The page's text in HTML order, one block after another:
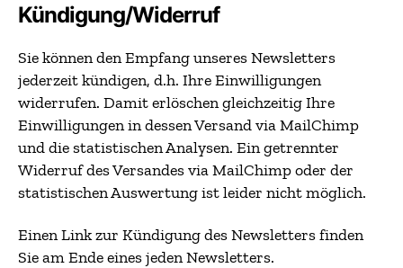
Kündigung/Widerruf
Sie können den Empfang unseres Newsletters
jederzeit kündigen, d.h. Ihre Einwilligungen
widerrufen. Damit erlöschen gleichzeitig Ihre
Einwilligungen in dessen Versand via MailChimp
und die statistischen Analysen. Ein getrennter
Widerruf des Versandes via MailChimp oder der
statistischen Auswertung ist leider nicht möglich.
Einen Link zur Kündigung des Newsletters finden
Sie am Ende eines jeden Newsletters.